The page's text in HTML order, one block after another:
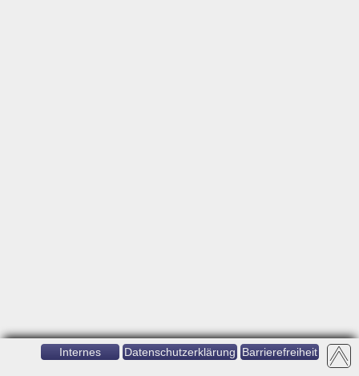
Internes Datenschutzerklärung Barrierefreiheit